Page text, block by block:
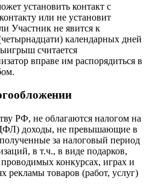
установить контакт с
или не установит
Участник не явится к
календарных дней
считается
вправе им распорядиться в
РФ, не облагаются налогом на
доходы, не превышающие в
за налоговый период
в т.ч., в виде подарков,
конкурсах, играх и
рекламы товаров (работ, услуг)